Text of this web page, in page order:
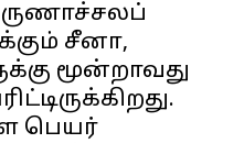
சீனா,
மூன்றாவது
பெயர்